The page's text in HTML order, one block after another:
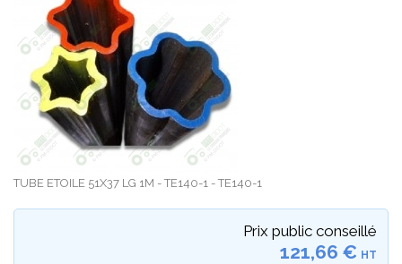
TUBE ETOILE 51X37 LG 1M - TE140-1 - TE140-1
Prix public conseillé
121,66 € HT